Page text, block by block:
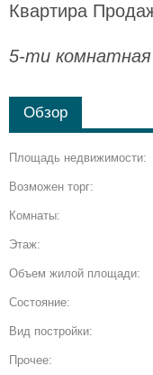
Квартира
5-ти комнатная
Обзор
Площадь недвижимости:
Возможен торг:
Комнаты:
Этаж:
Объем жилой площади:
Состояние:
Вид постройки:
Прочее: